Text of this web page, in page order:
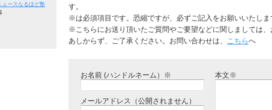
す。
※は必須項目です。恐縮ですが、必ずご記入をお願いいたしま
※こちらにお送り頂いたご質問やご要望などに関しましては、
あしからず、ご了承ください。お問い合わせは、 こちらへ
お名前 (ハンドルネーム）※
メールアドレス（公開されません）
本文※
ュースなるほど塾